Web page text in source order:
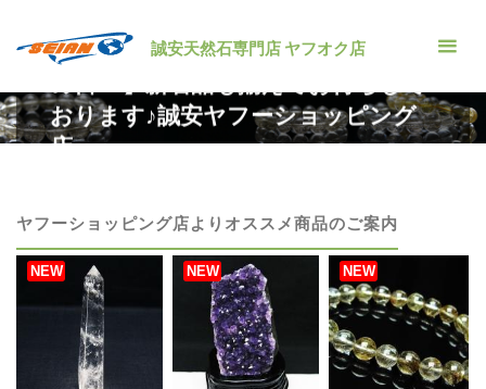
ン
ツ
誠安天然石専門店 ヤフオク店
22日は忘れちゃいけない！【ゾロ目
おります♪誠安ヤフーショッピング
店
ヤフーショッピング店よりオススメ商品のご案内